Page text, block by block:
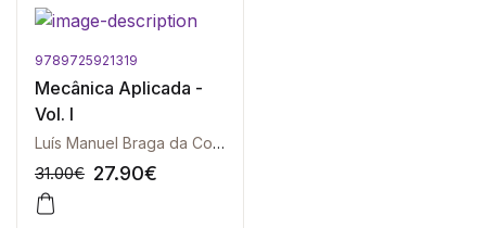
9789725921319
Mecânica Aplicada -
Vol. I
Luís Manuel Braga da Costa Campos
31.00€ 27.90€